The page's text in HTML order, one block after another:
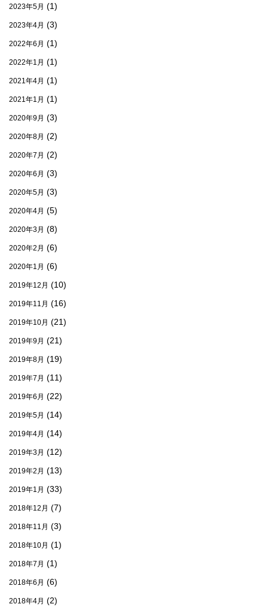
2023年5月 (1)
2023年4月 (3)
2022年6月 (1)
2022年1月 (1)
2021年4月 (1)
2021年1月 (1)
2020年9月 (3)
2020年8月 (2)
2020年7月 (2)
2020年6月 (3)
2020年5月 (3)
2020年4月 (5)
2020年3月 (8)
2020年2月 (6)
2020年1月 (6)
2019年12月 (10)
2019年11月 (16)
2019年10月 (21)
2019年9月 (21)
2019年8月 (19)
2019年7月 (11)
2019年6月 (22)
2019年5月 (14)
2019年4月 (14)
2019年3月 (12)
2019年2月 (13)
2019年1月 (33)
2018年12月 (7)
2018年11月 (3)
2018年10月 (1)
2018年7月 (1)
2018年6月 (6)
2018年4月 (2)